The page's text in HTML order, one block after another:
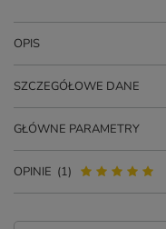
OPIS
SZCZEGÓŁOWE DANE
GŁÓWNE PARAMETRY
OPINIE (1)